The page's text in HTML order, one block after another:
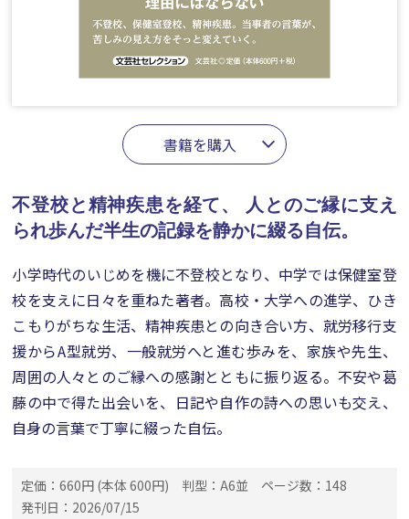
書籍を購入
不登校と精神疾患を経て、
人とのご縁に支え
られ歩んだ半生の記録を静かに綴る自伝。
小学時代のいじめを機に不登校となり、中学では保健室登
校を支えに日々を重ねた著者。高校・大学への進学、ひき
こもりがちな生活、精神疾患との向き合い方、就労移行支
援からA型就労、一般就労へと進む歩みを、家族や先生、
周囲の人々とのご縁への感謝とともに振り返る。不安や葛
藤の中で得た出会いを、日記や自作の詩への思いも交え、
自身の言葉で丁寧に綴った自伝。
定価：660円 (本体 600円) 判型：A6並
ページ数：148
発刊日：2026/07/15